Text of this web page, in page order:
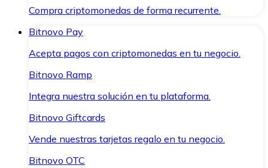
Compra criptomonedas de forma recurrente.
Bitnovo Pay
Acepta pagos con criptomonedas en tu negocio.
Bitnovo Ramp
Integra nuestra solución en tu plataforma.
Bitnovo Giftcards
Vende nuestras tarjetas regalo en tu negocio.
Bitnovo OTC